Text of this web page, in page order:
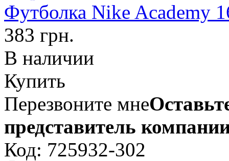
Футболка Nike Academy
383 грн.
В наличии
Купить
Перезвоните мне
представитель
Код: 725932-302